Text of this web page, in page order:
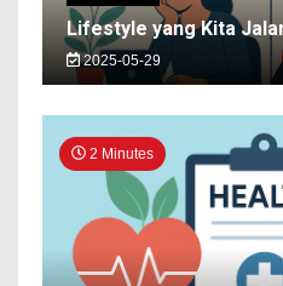
Lifestyle yang Kita
2025-05-29
2 Minutes